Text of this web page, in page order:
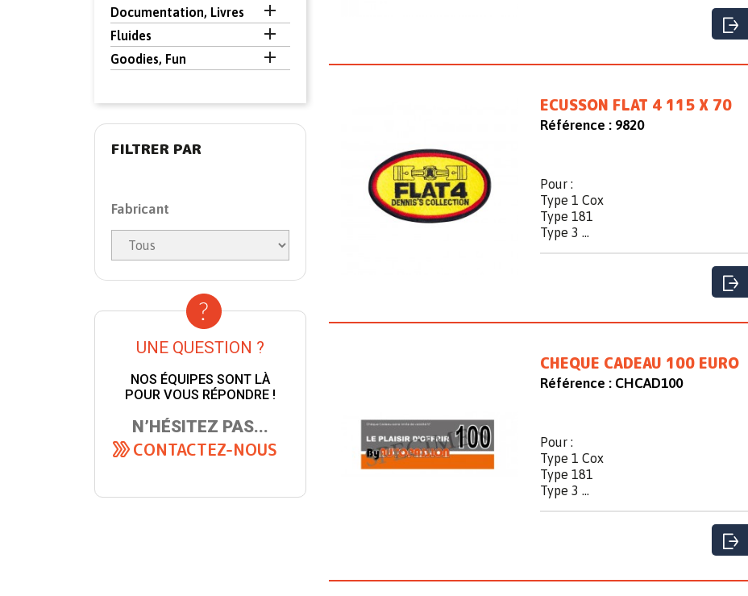
Documentation, Livres 
Fluides 
Goodies, Fun 
FILTRER PAR
Fabricant
UNE QUESTION ?
NOS ÉQUIPES SONT LÀ
POUR VOUS RÉPONDRE !
N’HÉSITEZ PAS...
CONTACTEZ-NOUS
ECUSSON FLAT 4 115 X 70
Référence : 9820
Pour :
Type 1 Cox
Type 181
Type 3 ...
CHEQUE CADEAU 100 EURO
Référence : CHCAD100
Pour :
Type 1 Cox
Type 181
Type 3 ...